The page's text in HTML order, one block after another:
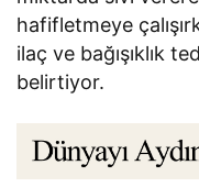
hafifletmeye
ilaç ve bağışıklık
belirtiyor.